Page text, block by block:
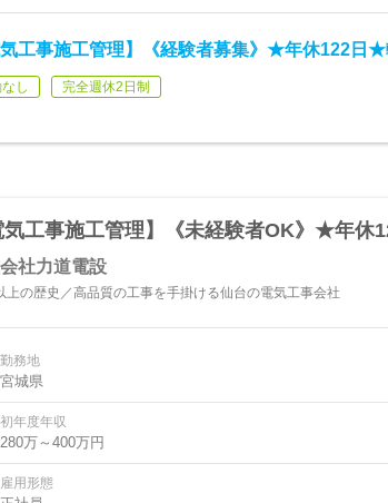
気工事施工管理】《経験者募集》★年休122日★
し 完全週休2日制
気工事施工管理】《未経験者OK》★年休
社力道電設
上の歴史／高品質の工事を手掛ける仙台の電気工事会社
勤務地
宮城県
初年度年収
280万～400万円
雇用形態